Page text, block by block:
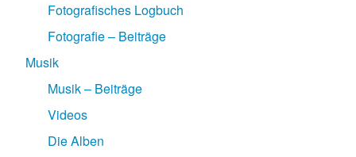
Fotografisches Logbuch
Fotografie – Beiträge
Musik
Musik – Beiträge
Videos
Die Alben